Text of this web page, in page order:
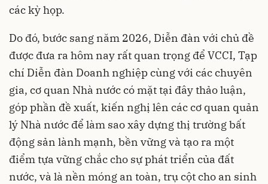
các kỳ họp.
Do đó, bước sang năm 2026, Diễn đàn với chủ đề
được đưa ra hôm nay rất quan trọng để VCCI, Tạp
chí Diễn đàn Doanh nghiệp cùng với các chuyên
gia, cơ quan Nhà nước có mặt tại đây thảo luận,
góp phần đề xuất, kiến nghị lên các cơ quan quản
lý Nhà nước để làm sao xây dựng thị trường bất
động sản lành mạnh, bền vững và tạo ra một
điểm tựa vững chắc cho sự phát triển của đất
nước, và là nền móng an toàn, trụ cột cho an sinh